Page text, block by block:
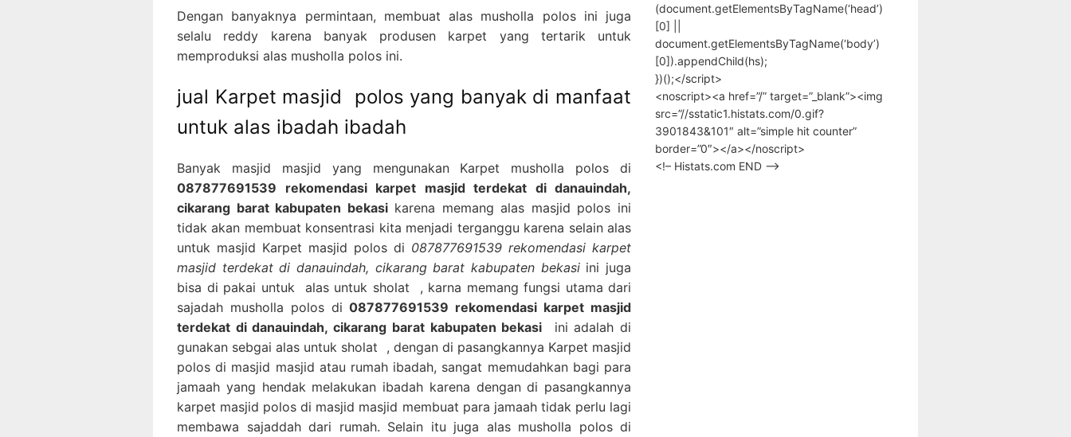
Dengan banyaknya permintaan, membuat alas musholla polos ini juga
selalu reddy karena banyak produsen karpet yang tertarik untuk
memproduksi alas musholla polos ini.
jual Karpet masjid polos yang banyak di manfaat
untuk alas ibadah ibadah
Banyak masjid masjid yang mengunakan Karpet musholla polos di
087877691539 rekomendasi karpet masjid terdekat di danauindah,
cikarang barat kabupaten bekasikarena memang alas masjid polos ini
tidak akan membuat konsentrasi kita menjadi terganggu karena selain alas
untuk masjid Karpet masjid polos di 087877691539 rekomendasi karpet
masjid terdekat di danauindah, cikarang barat kabupaten bekasiini juga
bisa di pakai untuk alas untuk sholat , karna memang fungsi utama dari
sajadah musholla polos di087877691539 rekomendasi karpet masjid
terdekat di danauindah, cikarang barat kabupaten bekasi ini adalah di
gunakan sebgai alas untuk sholat , dengan di pasangkannya Karpet masjid
polos di masjid masjid atau rumah ibadah, sangat memudahkan bagi para
jamaah yang hendak melakukan ibadah karena dengan di pasangkannya
karpet masjid polos di masjid masjid membuat para jamaah tidak perlu lagi
membawa sajaddah dari rumah. Selain itu juga alas musholla polos di
(document.getElementsByTagName(‘head’)
[0] ||
document.getElementsByTagName(‘body’)
[0]).appendChild(hs);
})();</script>
<noscript><a href=”/” target=”_blank”><img
src=”//sstatic1.histats.com/0.gif?
3901843&101″ alt=”simple hit counter”
border=”0″></a></noscript>
<!– Histats.com END –>